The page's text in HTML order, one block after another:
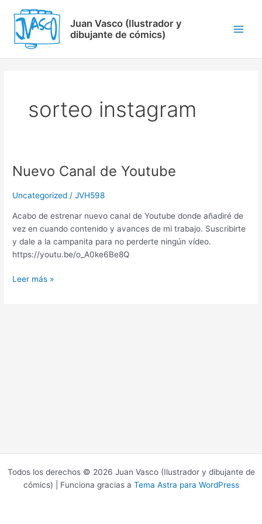
contenido
Juan Vasco (Ilustrador y
dibujante de cómics)
Menu
sorteo instagram
Nuevo Canal de Youtube
Uncategorized /JVH598
Acabo de estrenar nuevo canal de Youtube donde añadiré de
vez en cuando contenido y avances de mi trabajo. Suscribirte
y dale a la campanita para no perderte ningún vídeo.
https://youtu.be/o_A0ke6Be8Q
Nuevo
de
Leer más »
Todos los derechos © 2026 Juan Vasco (Ilustrador y dibujante de
cómics) | Funciona gracias a Tema Astra para WordPress